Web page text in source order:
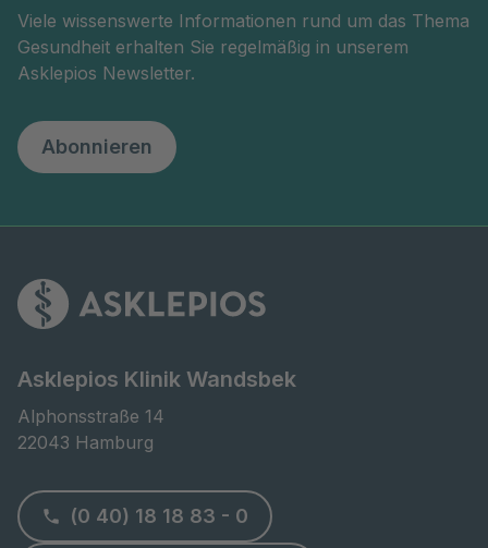
Viele wissenswerte Informationen rund um das Thema
Gesundheit erhalten Sie regelmäßig in unserem
Asklepios Newsletter.
Abonnieren
Asklepios Klinik Wandsbek
Alphonsstraße 14
22043 Hamburg
(0 40) 18 18 83 - 0